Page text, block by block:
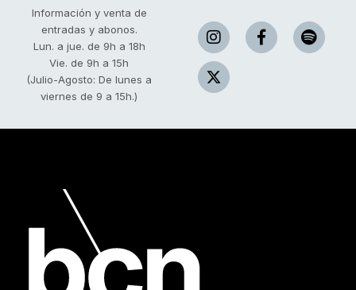
Información y venta de
entradas y abonos.
Lun. a jue. de 9h a 18h
Vie. de 9h a 15h
(Julio-Agosto: De lunes a
viernes de 9 a 15h.)